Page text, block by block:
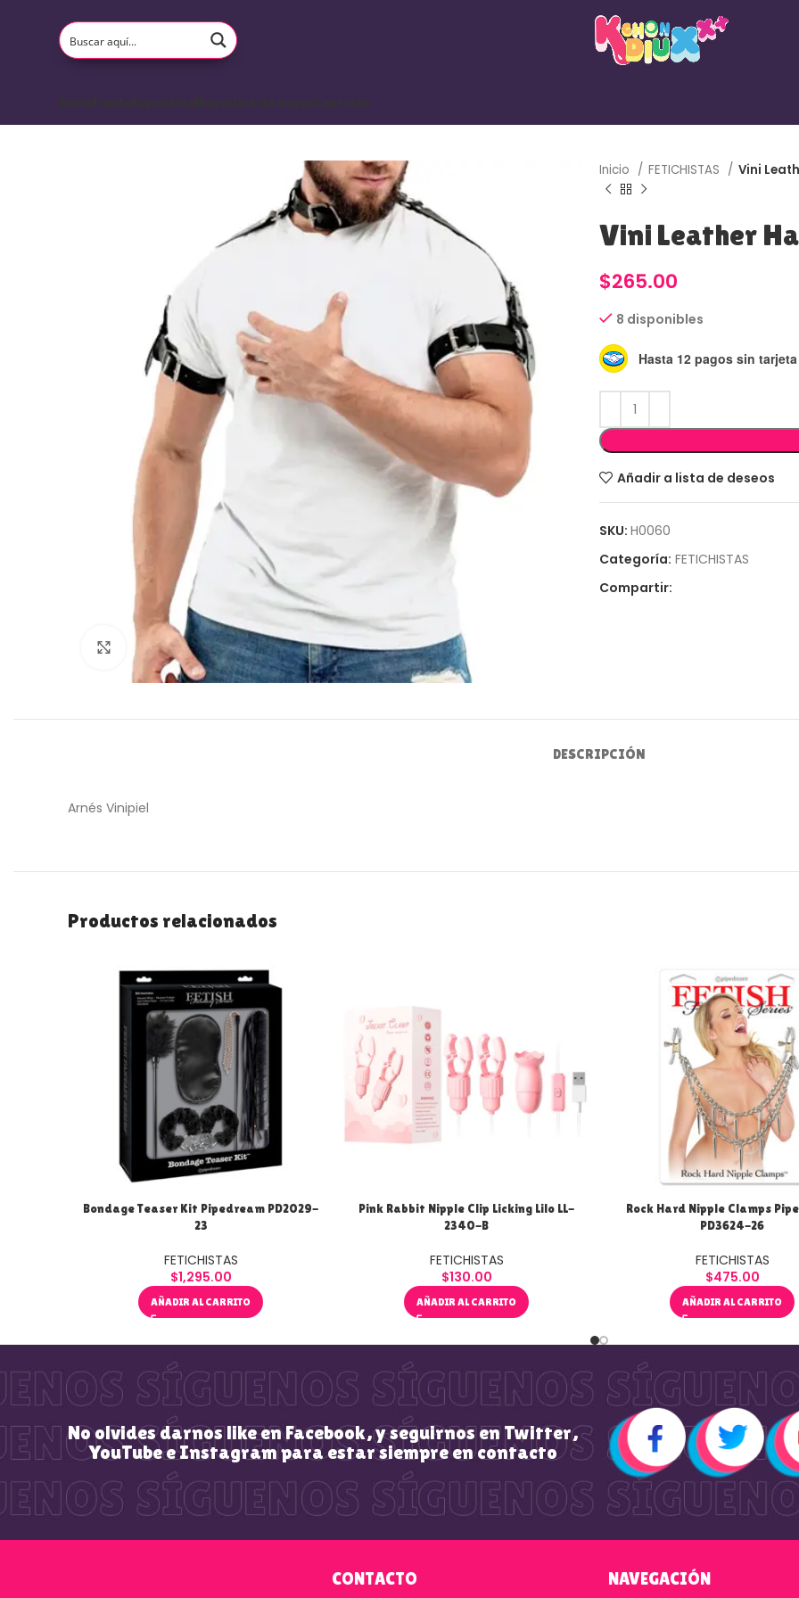
InicioTiendaEspecialesMayoristasLo nuevoContacto
Haga Click para agrandar
Inicio FETICHISTAS Vini
Vini Leather
$265.00
8 disponibles
Hasta 12 pagos sin tarjeta
Añadir a lista de deseos
SKU: H0060
Categoría: FETICHISTAS
Compartir:
DESCRIPCIÓN
Arnés Vinipiel
Productos relacionados
Bondage Teaser Kit Pipedream PD2029-
23
FETICHISTAS
$1,295.00
AÑADIR AL CARRITO
Pink Rabbit Nipple Clip Licking Lilo LL-
2340-B
FETICHISTAS
$130.00
AÑADIR AL CARRITO
Rock Hard Nipple Clamps
PD3624-26
FETICHISTAS
$475.00
AÑADIR AL CARRITO
No olvides darnos like en Facebook, y seguirnos en Twitter,
YouTube e Instagram para estar siempre en contacto
CONTACTO NAVEGACIÓN